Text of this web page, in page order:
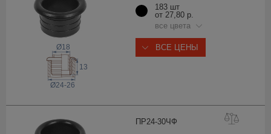
Ø24-26
13
Ø18
183 шт
от 27,80 р.
все цвета
ВСЕ ЦЕНЫ
ПР24-30ЧФ